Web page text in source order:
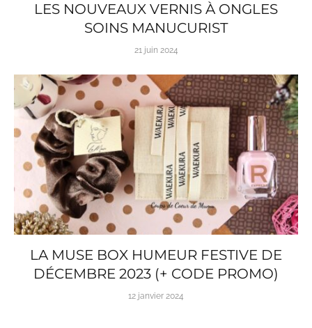
LES NOUVEAUX VERNIS À ONGLES
SOINS MANUCURIST
21 juin 2024
LA MUSE BOX HUMEUR FESTIVE DE
DÉCEMBRE 2023 (+ CODE PROMO)
12 janvier 2024